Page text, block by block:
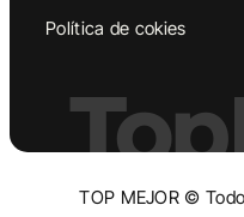
Política de cokies
TOP MEJOR ©